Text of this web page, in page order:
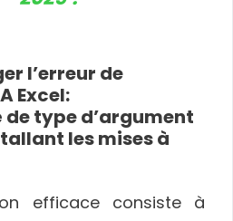
l’erreur de
Excel:
type d’argument
les mises à
efficace consiste à